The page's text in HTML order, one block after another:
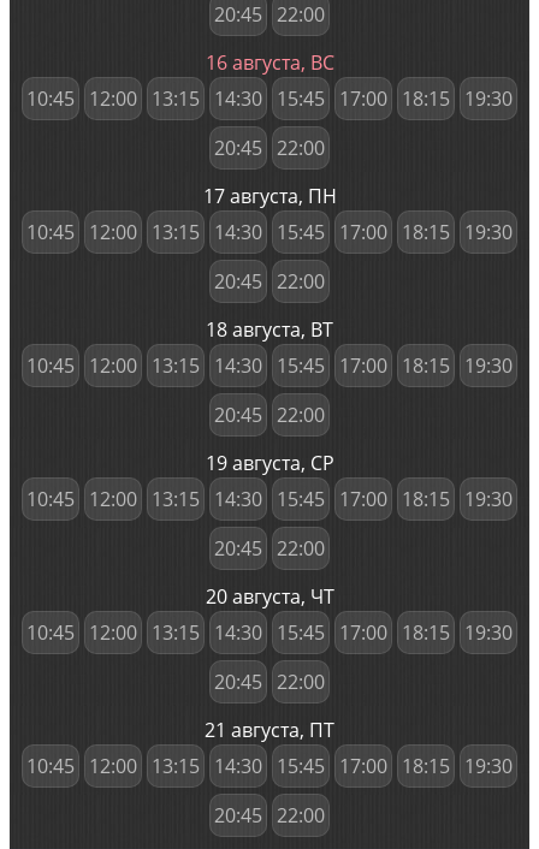
20:45 22:00
16 августа, ВС
10:45 12:00 13:15 14:30 15:45 17:00 18:15 19:30
20:45 22:00
17 августа, ПН
10:45 12:00 13:15 14:30 15:45 17:00 18:15 19:30
20:45 22:00
18 августа, ВТ
10:45 12:00 13:15 14:30 15:45 17:00 18:15 19:30
20:45 22:00
19 августа, СР
10:45 12:00 13:15 14:30 15:45 17:00 18:15 19:30
20:45 22:00
20 августа, ЧТ
10:45 12:00 13:15 14:30 15:45 17:00 18:15 19:30
20:45 22:00
21 августа, ПТ
10:45 12:00 13:15 14:30 15:45 17:00 18:15 19:30
20:45 22:00